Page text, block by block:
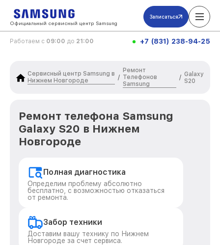
Официальный сервисный центр Samsung
Записаться
Работаем с 09:00 до 21:00 +7 (831) 238-94-25
Сервисный центр Samsung в
Нижнем Новгороде
/
Ремонт
Телефонов
Samsung
/ Galaxy
S20
Ремонт телефона Samsung
Galaxy S20 в Нижнем
Новгороде
Полная диагностика
Определим проблему абсолютно
бесплатно, с возможностью отказаться
от ремонта.
Забор техники
Доставим вашу технику по Нижнем
Новгороде за счет сервиса.